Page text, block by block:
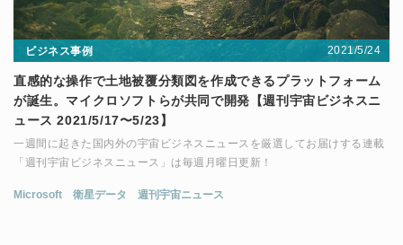
ビジネス事例 2021/5/24
直感的な操作で土地被覆分類図を作成できるプラットフォーム
が誕生。マイクロソフトらが共同で開発【週刊宇宙ビジネスニ
ュース 2021/5/17〜5/23】
一週間に起きた国内外の宇宙ビジネスニュースを厳選してお届けする連載
「週刊宇宙ビジネスニュース」は毎週月曜日更新！
Microsoft 衛星データ 週刊宇宙ニュース